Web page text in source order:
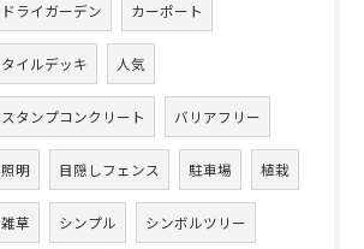
ドライガーデン カーポート
タイルデッキ 人気
スタンプコンクリート バリアフリー
照明 目隠しフェンス 駐車場 植栽
雑草 シンプル シンボルツリー